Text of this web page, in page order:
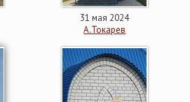
31 мая 2024
А.Токарев